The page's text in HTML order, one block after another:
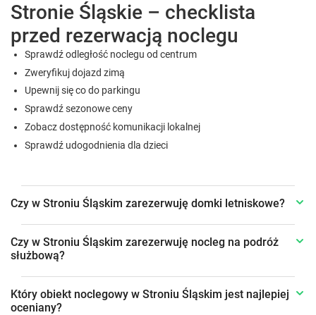
Stronie Śląskie – checklista
przed rezerwacją noclegu
Sprawdź odległość noclegu od centrum
Zweryfikuj dojazd zimą
Upewnij się co do parkingu
Sprawdź sezonowe ceny
Zobacz dostępność komunikacji lokalnej
Sprawdź udogodnienia dla dzieci
Czy w Stroniu Śląskim zarezerwuję domki letniskowe?
Czy w Stroniu Śląskim zarezerwuję nocleg na podróż
służbową?
Który obiekt noclegowy w Stroniu Śląskim jest najlepiej
oceniany?